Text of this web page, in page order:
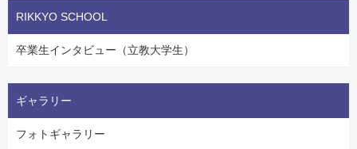
RIKKYO SCHOOL
卒業生インタビュー（立教大学生）
ギャラリー
フォトギャラリー